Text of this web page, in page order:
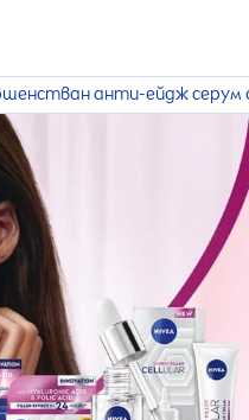
анти-ейдж серум